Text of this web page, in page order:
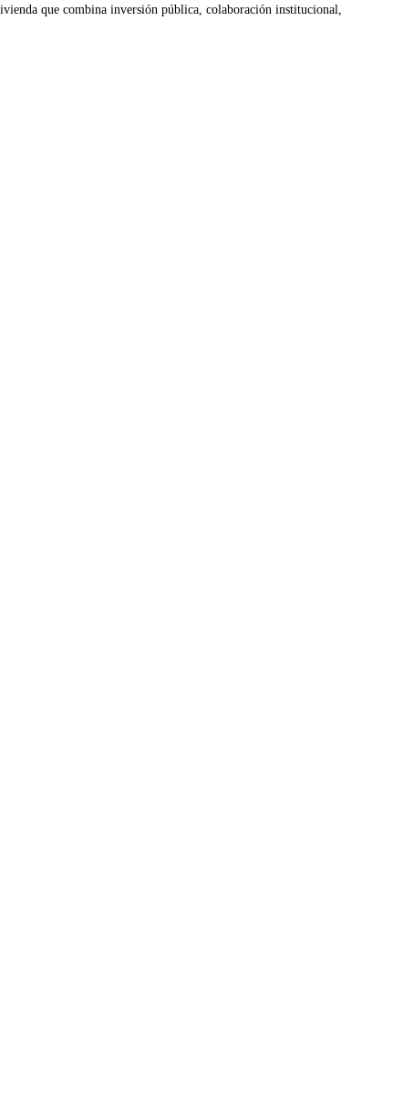
que combina inversión pública, colaboración institucional,